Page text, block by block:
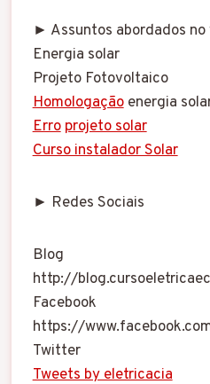
► Assuntos abordados no
Energia solar
Projeto Fotovoltaico
Homologaçãoenergia
Erro projeto solar
Curso instalador Solar
► Redes Sociais
Blog
http://
Facebook
https://
Twitter
Tweets by eletricacia